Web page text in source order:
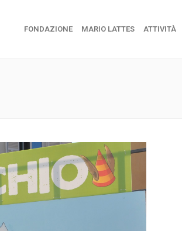
FONDAZIONE MARIO LATTES ATTIVITÀ